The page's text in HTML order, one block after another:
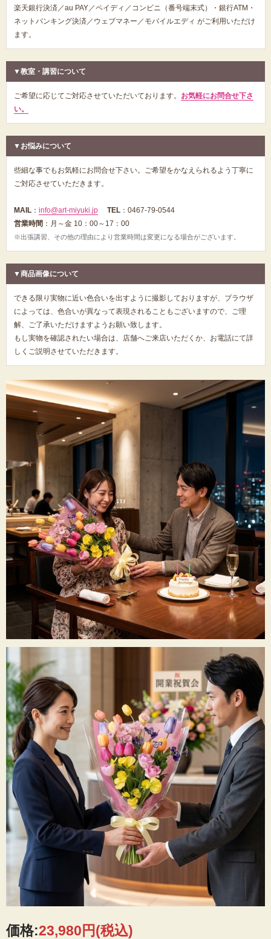
楽天銀行決済／au PAY／ペイディ／コンビニ（番号端末式）・銀行ATM・
ネットバンキング決済／ウェブマネー／モバイルエディ がご利用いただけ
ます。
▼教室・講習について
ご希望に応じてご対応させていただいております。 お気軽にお問合せ下さ
い。
▼お悩みについて
些細な事でもお気軽にお問合せ下さい。ご希望をかなえられるよう丁寧に
ご対応させていただきます。
MAIL ： info@art-miyuki.jp TEL ：0467-79-0544
営業時間 ：月～金 10：00～17：00
※出張講習、その他の理由により営業時間は変更になる場合がございます。
▼商品画像について
できる限り実物に近い色合いを出すように撮影しておりますが、ブラウザ
によっては、色合いが異なって表現されることもございますので、ご理
解、ご了承いただけますようお願い致します。
もし実物を確認されたい場合は、店舗へご来店いただくか、お電話にて詳
しくご説明させていただきます。
価格:23,980円(税込)